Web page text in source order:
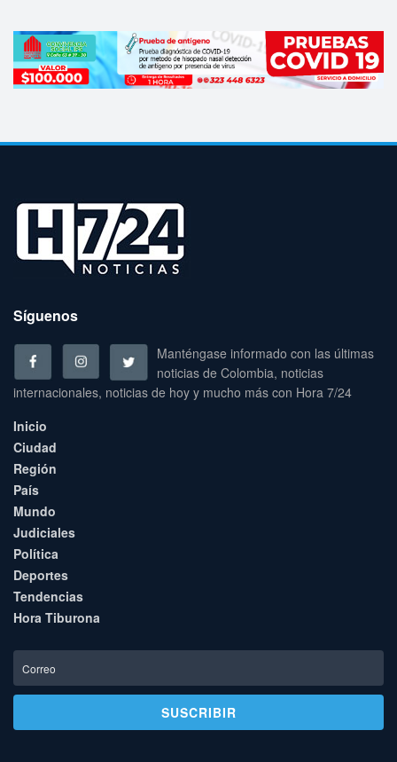
Síguenos
Manténgase informado con las últimas
noticias de Colombia, noticias
internacionales, noticias de hoy y mucho más con Hora 7/24
Inicio
Ciudad
Región
País
Mundo
Judiciales
Política
Deportes
Tendencias
Hora Tiburona